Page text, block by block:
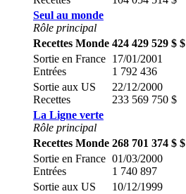
Seul au monde
Rôle principal
Recettes Monde 424 429 529 $ $
Sortie en France
Entrées
17/01/2001
1 792 436
Sortie aux US
Recettes
22/12/2000
233 569 750 $
La Ligne verte
Rôle principal
Recettes Monde 268 701 374 $ $
Sortie en France
Entrées
01/03/2000
1 740 897
Sortie aux US
10/12/1999